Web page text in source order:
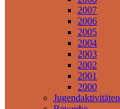
2007
2006
2005
2004
2003
2002
2001
2000
Jugendaktivitäten